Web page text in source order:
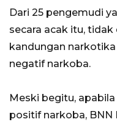
Dari 25 pengemudi
secara acak itu,
kandungan
negatif narkoba.
Meski begitu,
positif narkoba, BNN